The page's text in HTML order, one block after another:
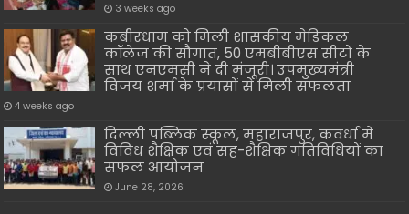
3 weeks ago
कबीरधाम को मिली शासकीय मेडिकल
कॉलेज की सौगात, 50 एमबीबीएस सीटों के
साथ एनएमसी ने दी मंजूरी। उपमुख्यमंत्री
विजय शर्मा के प्रयासों से मिली सफलता
4 weeks ago
दिल्ली पब्लिक स्कूल, महाराजपुर, कवर्धा में
विविध शैक्षिक एवं सह-शैक्षिक गतिविधियों का
सफल आयोजन
June 28, 2026